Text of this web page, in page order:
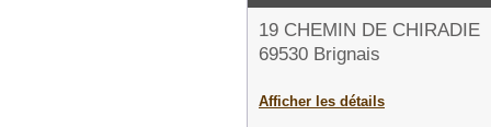
19 CHEMIN DE CHIRADIE
69530 Brignais
Afficher les détails